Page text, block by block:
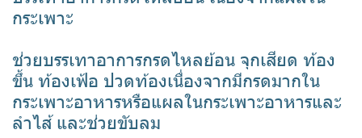
กระเพาะ
ช่วยบรรเทาอาการกรดไหลย้อน จุกเสียด ท้อง
ขึ้น ท้องเฟ้อ ปวดท้องเนื่องจากมีกรดมากใน
กระเพาะอาหารหรือแผลในกระเพาะอาหารและ
ลำไส้ และช่วยขับลม